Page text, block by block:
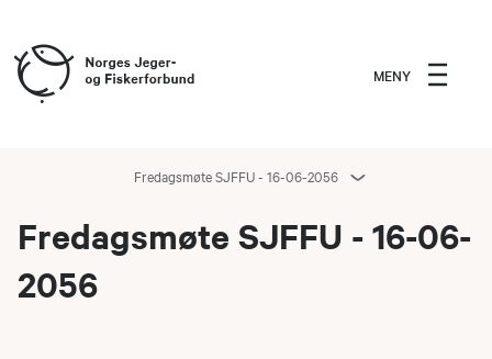
MENY
Fredagsmøte SJFFU - 16-06-2056
Fredagsmøte SJFFU - 16-06-
2056